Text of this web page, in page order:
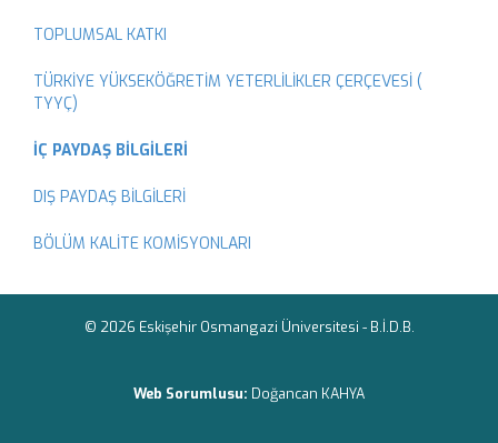
TOPLUMSAL KATKI
TÜRKİYE YÜKSEKÖĞRETİM YETERLİLİKLER ÇERÇEVESİ (
TYYÇ)
İÇ PAYDAŞ BİLGİLERİ
DIŞ PAYDAŞ BİLGİLERİ
BÖLÜM KALİTE KOMİSYONLARI
© 2026 Eskişehir Osmangazi Üniversitesi - B.İ.D.B.
Web Sorumlusu: Doğancan KAHYA